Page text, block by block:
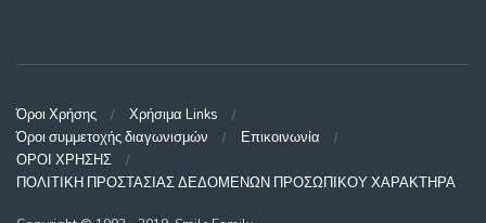
Όροι Χρήσης
Χρήσιμα Links
Όροι συμμετοχής διαγωνισμών
Επικοινωνία
ΟΡΟΙ ΧΡΗΣΗΣ
ΠΟΛΙΤΙΚΗ ΠΡΟΣΤΑΣΙΑΣ ΔΕΔΟΜΕΝΩΝ ΠΡΟΣΩΠΙΚΟΥ ΧΑΡΑΚΤΗΡΑ